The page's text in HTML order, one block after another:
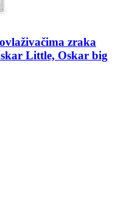
zraka
Little, Oskar big